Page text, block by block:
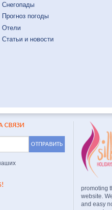
Снегопады
Прогноз погоды
Отели
Статьи и новости
СВЯЗИ
promoting
website.
and easy